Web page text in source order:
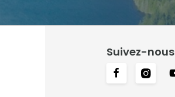
Suivez-nous